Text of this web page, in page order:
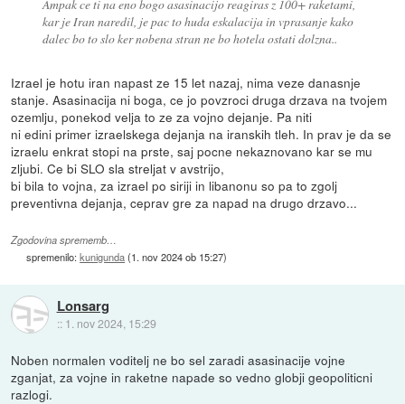
Ampak ce ti na eno bogo asasinacijo reagiras z 100+ raketami,
kar je Iran naredil, je pac to huda eskalacija in vprasanje kako
dalec bo to slo ker nobena stran ne bo hotela ostati dolzna..
Izrael je hotu iran napast ze 15 let nazaj, nima veze danasnje
stanje. Asasinacija ni boga, ce jo povzroci druga drzava na tvojem
ozemlju, ponekod velja to ze za vojno dejanje. Pa niti
ni edini primer izraelskega dejanja na iranskih tleh. In prav je da se
izraelu enkrat stopi na prste, saj pocne nekaznovano kar se mu
zljubi. Ce bi SLO sla streljat v avstrijo,
bi bila to vojna, za izrael po siriji in libanonu so pa to zgolj
preventivna dejanja, ceprav gre za napad na drugo drzavo...
Zgodovina sprememb…
spremenilo:kunigunda(1. nov 2024 ob 15:27)
Lonsarg
:: 1. nov 2024, 15:29
Noben normalen voditelj ne bo sel zaradi asasinacije vojne
zganjat, za vojne in raketne napade so vedno globji geopoliticni
razlogi.